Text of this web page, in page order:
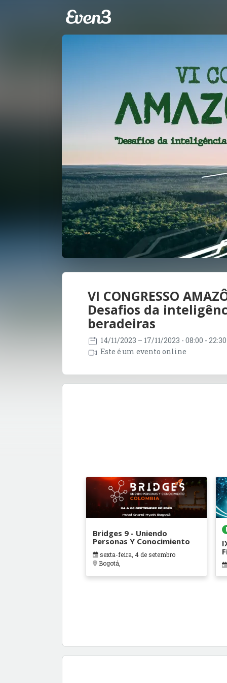
VI CONGRESSO
Desafios da
beradeiras
14/11/2023 – 17/11/2023 - 08:00 -
Este é um evento online
Bridges 9 - Uniendo
Personas Y Conocimiento
sexta-feira, 4 de setembro
Bogotá,